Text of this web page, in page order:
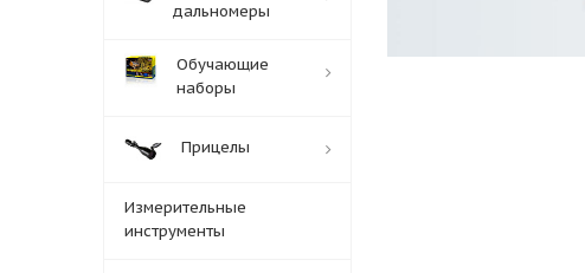
дальномеры
Обучающие
наборы
Прицелы
Измерительные
инструменты